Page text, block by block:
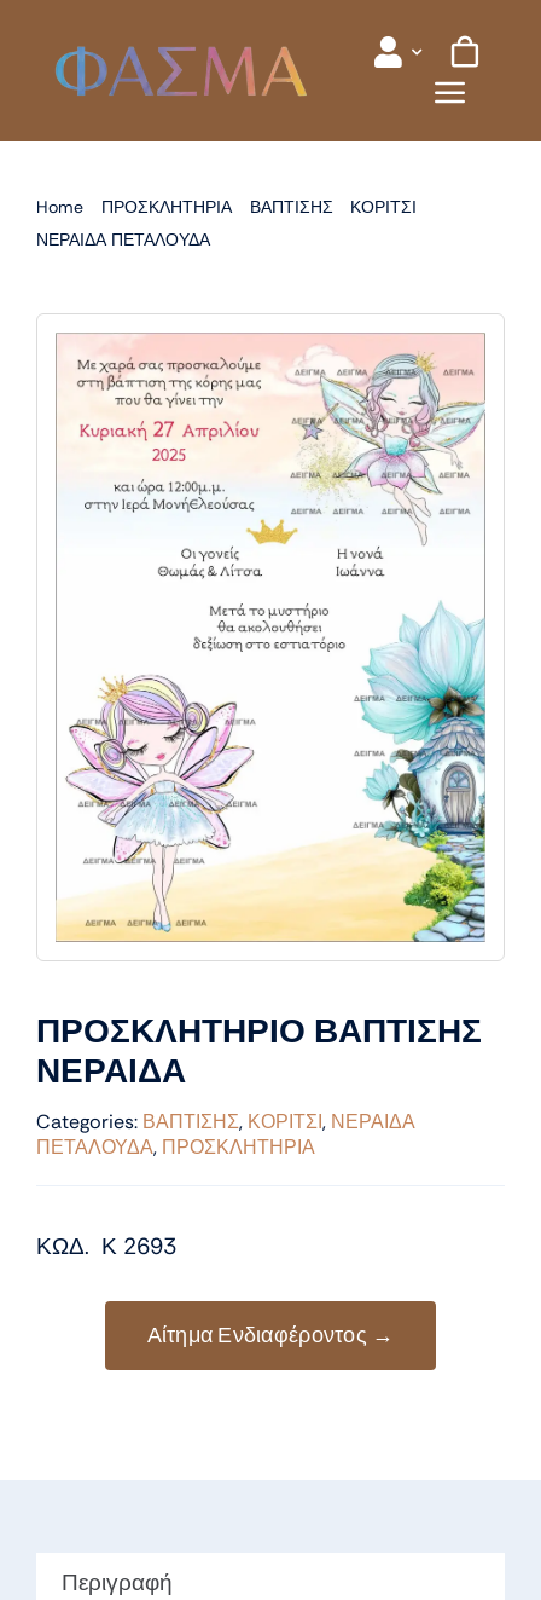
content
Home ΠΡΟΣΚΛΗΤΗΡΙΑ ΒΑΠΤΙΣΗΣ
ΚΟΡΙΤΣΙ
ΝΕΡΑΙΔΑ ΠΕΤΑΛΟΥΔΑ
ΠΡΟΣΚΛΗΤΗΡΙΟ ΒΑΠΤΙΣΗΣ
ΝΕΡΑΙΔΑ
Categories: ΒΑΠΤΙΣΗΣ, ΚΟΡΙΤΣΙ, ΝΕΡΑΙΔΑ
ΠΕΤΑΛΟΥΔΑ, ΠΡΟΣΚΛΗΤΗΡΙΑ
ΚΩΔ. Κ 2693
Αίτημα Ενδιαφέροντος →
Περιγραφή